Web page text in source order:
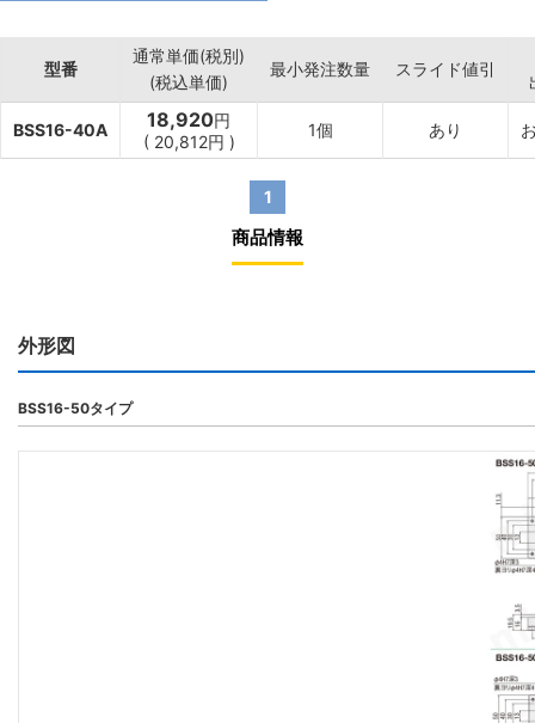
型番
通常単価(税別)
(税込単価)
最小発注数量 スライド値引
BSS16-40A 18,920円
( 20,812円 )
1個 あり
1
商品情報
外形図
BSS16-50タイプ